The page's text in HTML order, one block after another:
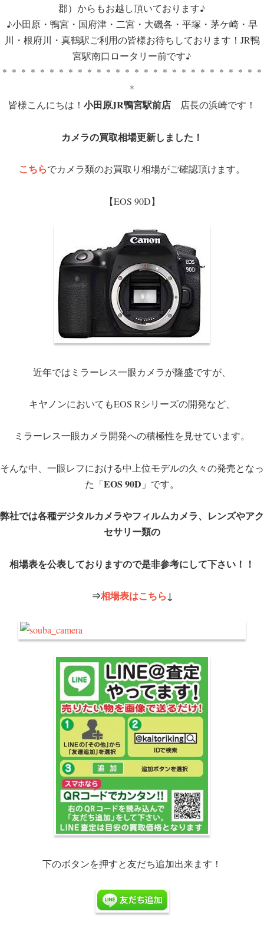
郡）からもお越し頂いております♪
♪小田原・鴨宮・国府津・二宮・大磯各・平塚・茅ケ崎・早
川・根府川・真鶴駅ご利用の皆様お待ちしております！JR鴨
宮駅南口ロータリー前です♪
＊＊＊＊＊＊＊＊＊＊＊＊＊＊＊＊＊＊＊＊＊＊＊＊＊＊＊＊
＊
皆様こんにちは！ 小田原JR鴨宮駅前店 店長の浜崎です！
カメラの買取相場更新しました！
こちらでカメラ類のお買取り相場がご確認頂けます。
【EOS 90D】
近年ではミラーレス一眼カメラが隆盛ですが、
キヤノンにおいてもEOS Rシリーズの開発など、
ミラーレス一眼カメラ開発への積極性を見せています。
そんな中、一眼レフにおける中上位モデルの久々の発売となっ
た「EOS 90D 」です。
弊社では各種デジタルカメラやフィルムカメラ、レンズやアク
セサリー類の
相場表を公表しておりますので是非参考にして下さい！！
⇒相場表はこちら↓
下のボタンを押すと友だち追加出来ます！